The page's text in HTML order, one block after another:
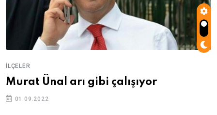
İLÇELER
Murat Ünal arı gibi çalışıyor
01.09.2022